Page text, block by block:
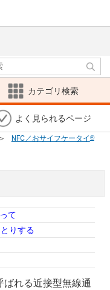
カテゴリ検索
よく見られるページ
NFC／おサイフケータイ®
て
りする
ばれる近接型無線通